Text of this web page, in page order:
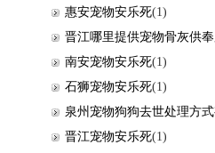
惠安宠物安乐死(1)
晋江哪里提供宠物骨灰供
南安宠物安乐死(1)
石狮宠物安乐死(1)
泉州宠物狗狗去世处理方
晋江宠物安乐死(1)